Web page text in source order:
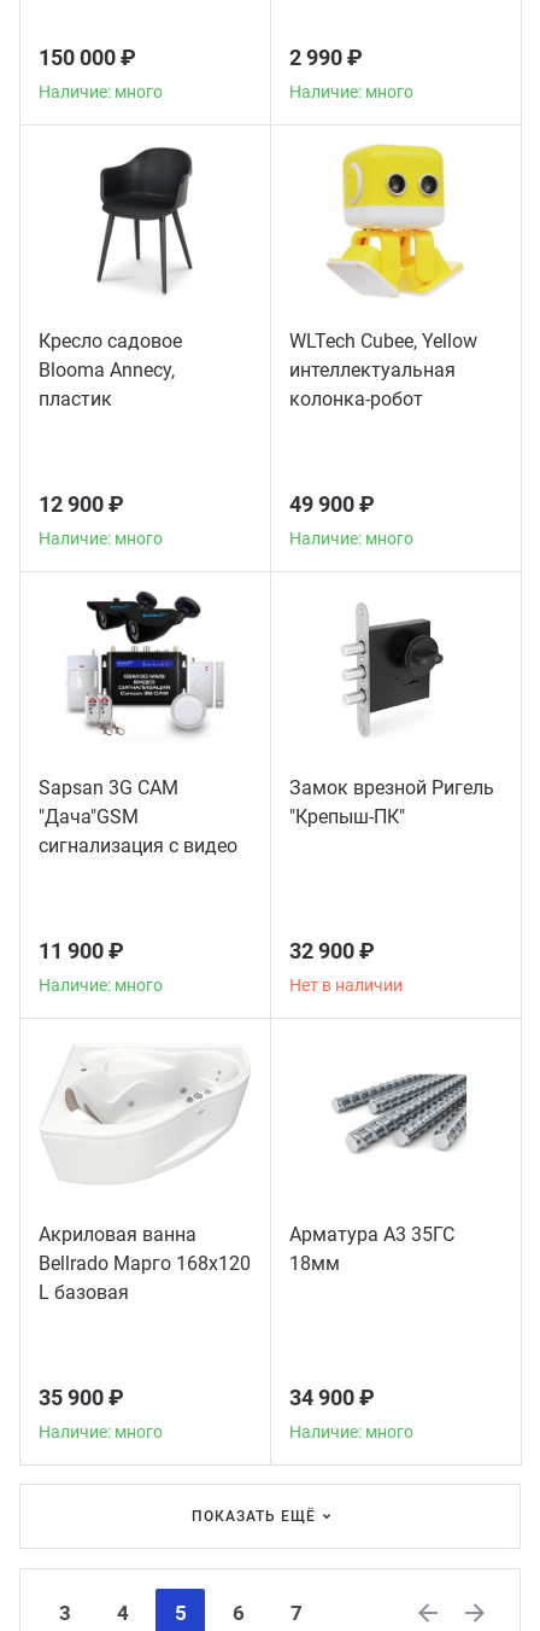
150 000 ₽
Наличие: много
2 990 ₽
Наличие: много
Кресло садовое
Blooma Annecy,
пластик
12 900 ₽
Наличие: много
WLTech Cubee, Yellow
интеллектуальная
колонка-робот
49 900 ₽
Наличие: много
Sapsan 3G CAM
"Дача"GSM
сигнализация с видео
11 900 ₽
Наличие: много
Замок врезной Ригель
"Крепыш-ПК"
32 900 ₽
Нет в наличии
Акриловая ванна
Bellrado Марго 168x120
L базовая
35 900 ₽
Наличие: много
Арматура А3 35ГС
18мм
34 900 ₽
Наличие: много
ПОКАЗАТЬ ЕЩЁ
3 4 5 6
7